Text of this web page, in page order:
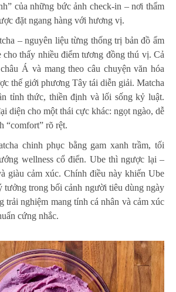
của những bức ảnh check-in – nơi thẩm
đặt ngang hàng với hương vị.
– nguyên liệu từng thống trị bản đồ ẩm
cho thấy nhiều điểm tương đồng thú vị. Cả
Á và mang theo câu chuyện văn hóa
thế giới phương Tây tái diễn giải. Matcha
tỉnh thức, thiền định và lối sống kỷ luật.
diện cho một thái cực khác: ngọt ngào, dễ
“comfort” rõ rệt.
chinh phục bằng gam xanh trầm, tối
wellness cổ điển. Ube thì ngược lại –
giàu cảm xúc. Chính điều này khiến Ube
tưởng trong bối cảnh người tiêu dùng ngày
trải nghiệm mang tính cá nhân và cảm xúc
cứng nhắc.